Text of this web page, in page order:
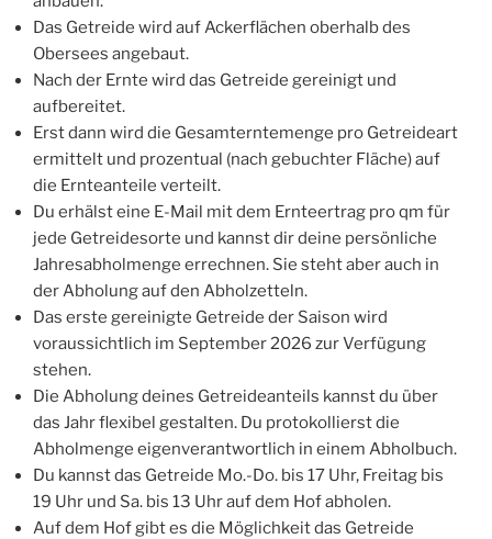
Das Getreide wird auf Ackerflächen oberhalb des
Obersees angebaut.
Nach der Ernte wird das Getreide gereinigt und
aufbereitet.
Erst dann wird die Gesamterntemenge pro Getreideart
ermittelt und prozentual (nach gebuchter Fläche) auf
die Ernteanteile verteilt.
Du erhälst eine E-Mail mit dem Ernteertrag pro qm für
jede Getreidesorte und kannst dir deine persönliche
Jahresabholmenge errechnen. Sie steht aber auch in
der Abholung auf den Abholzetteln.
Das erste gereinigte Getreide der Saison wird
voraussichtlich im September 2026 zur Verfügung
stehen.
Die Abholung deines Getreideanteils kannst du über
das Jahr flexibel gestalten. Du protokollierst die
Abholmenge eigenverantwortlich in einem Abholbuch.
Du kannst das Getreide Mo.-Do. bis 17 Uhr, Freitag bis
19 Uhr und Sa. bis 13 Uhr auf dem Hof abholen.
Auf dem Hof gibt es die Möglichkeit das Getreide